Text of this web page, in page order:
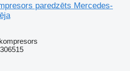
paredzēts Mercedes-